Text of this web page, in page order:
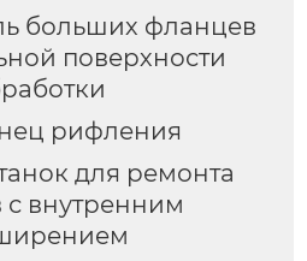
больших фланцев
поверхности
рифления
для ремонта
внутренним